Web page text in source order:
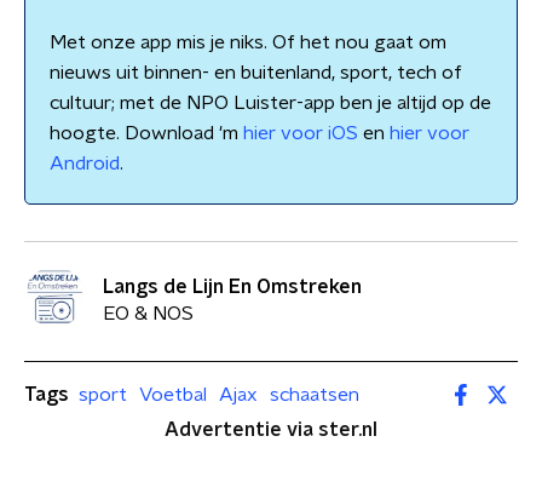
Met onze app mis je niks. Of het nou gaat om
nieuws uit binnen- en buitenland, sport, tech of
cultuur; met de NPO Luister-app ben je altijd op de
hoogte. Download 'm hier voor iOS en hier voor
Android.
Langs de Lijn En Omstreken
EO & NOS
Tags sport Voetbal Ajax
schaatsen
Advertentie via ster.nl